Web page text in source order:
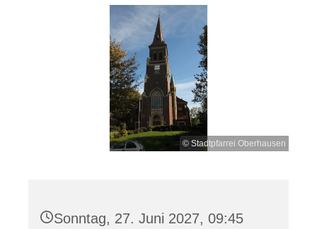
© Stadtpfarrei Oberhausen
Sonntag, 27. Juni 2027, 09:45